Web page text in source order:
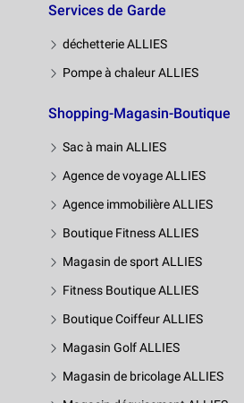
Services de Garde
déchetterie ALLIES
Pompe à chaleur ALLIES
Shopping-Magasin-Boutique
Sac à main ALLIES
Agence de voyage ALLIES
Agence immobilière ALLIES
Boutique Fitness ALLIES
Magasin de sport ALLIES
Fitness Boutique ALLIES
Boutique Coiffeur ALLIES
Magasin Golf ALLIES
Magasin de bricolage ALLIES